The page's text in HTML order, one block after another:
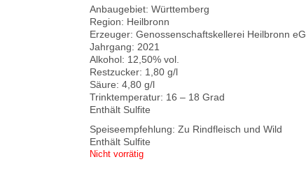
Anbaugebiet: Württemberg
Region: Heilbronn
Erzeuger: Genossenschaftskellerei Heilbronn eG
Jahrgang: 2021
Alkohol: 12,50% vol.
Restzucker: 1,80 g/l
Säure: 4,80 g/l
Trinktemperatur: 16 – 18 Grad
Enthält Sulfite
Speiseempfehlung: Zu Rindfleisch und Wild
Enthält Sulfite
Nicht vorrätig